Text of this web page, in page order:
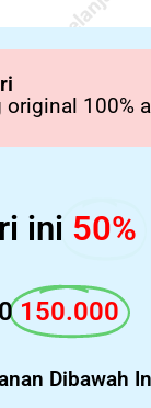
100%
ini 50%
150.000
Dibawah